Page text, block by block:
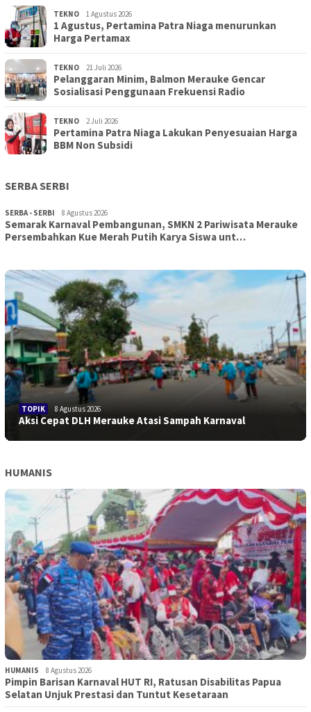
TEKNO 1 Agustus 2026
1 Agustus, Pertamina Patra Niaga menurunkan
Harga Pertamax
TEKNO 21 Juli 2026
Pelanggaran Minim, Balmon Merauke Gencar
Sosialisasi Penggunaan Frekuensi Radio
TEKNO 2 Juli 2026
Pertamina Patra Niaga Lakukan Penyesuaian Harga
BBM Non Subsidi
SERBA SERBI
SERBA - SERBI 8 Agustus 2026
Semarak Karnaval Pembangunan, SMKN 2 Pariwisata Merauke
Persembahkan Kue Merah Putih Karya Siswa unt…
TOPIK 8 Agustus 2026
Aksi Cepat DLH Merauke Atasi Sampah Karnaval
HUMANIS
HUMANIS 8 Agustus 2026
Pimpin Barisan Karnaval HUT RI, Ratusan Disabilitas Papua
Selatan Unjuk Prestasi dan Tuntut Kesetaraan